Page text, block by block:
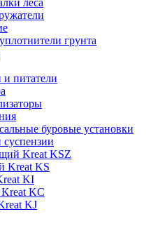
леса
грунта
и питатели
буровые установки
Kreat KSZ
Kreat KS
KI
KC
KJ